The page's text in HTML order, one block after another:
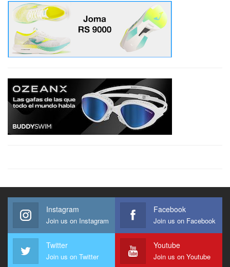
Instagram
Join us on Instagram
Facebook
Join us on Facebook
Twitter
Join us on Twitter
Youtube
Join us on Youtube